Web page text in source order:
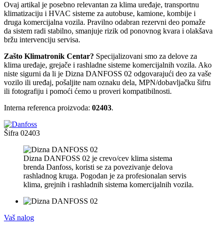
Ovaj artikal je posebno relevantan za klima uređaje, transportnu
klimatizaciju i HVAC sisteme za autobuse, kamione, kombije i
druga komercijalna vozila. Pravilno odabran rezervni deo pomaže
da sistem radi stabilno, smanjuje rizik od ponovnog kvara i olakšava
bržu intervenciju servisa.
Zašto Klimatronik Centar? Specijalizovani smo za delove za
klima uređaje, grejače i rashladne sisteme komercijalnih vozila. Ako
niste sigurni da li je Dizna DANFOSS 02 odgovarajući deo za vaše
vozilo ili uređaj, pošaljite nam oznaku dela, MPN/dobavljačku šifru
ili fotografiju i pomoći ćemo u proveri kompatibilnosti.
Interna referenca proizvoda: 02403.
Šifra 02403
Dizna DANFOSS 02 je crevo/cev klima sistema
brenda Danfoss, koristi se za povezivanje delova
rashladnog kruga. Pogodan je za profesionalan servis
klima, grejnih i rashladnih sistema komercijalnih vozila.
Vaš nalog